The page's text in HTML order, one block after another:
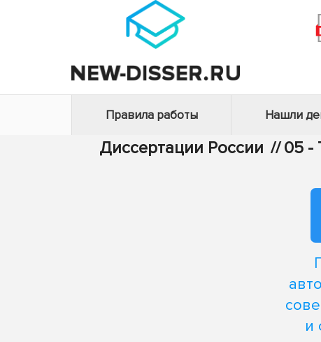
Правила работы Нашли
Диссертации России // 05 -
и